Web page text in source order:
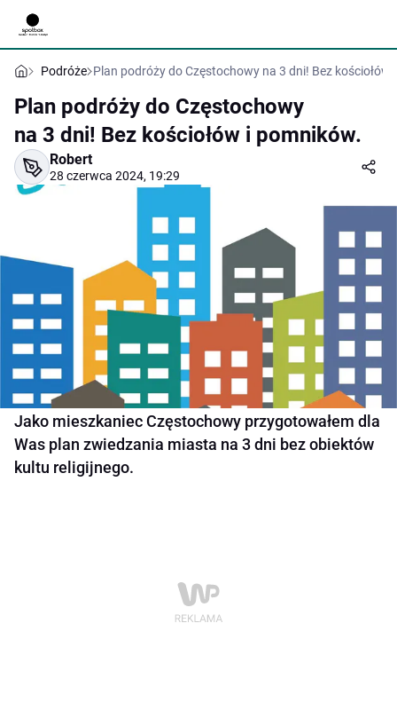
Podróże Plan podróży do Częstochowy na 3 dni! Bez kościołów
Plan podróży do Częstochowy
na 3 dni! Bez kościołów i pomników.
Robert
28 czerwca 2024, 19:29
Jako mieszkaniec Częstochowy przygotowałem dla
Was plan zwiedzania miasta na 3 dni bez obiektów
kultu religijnego.